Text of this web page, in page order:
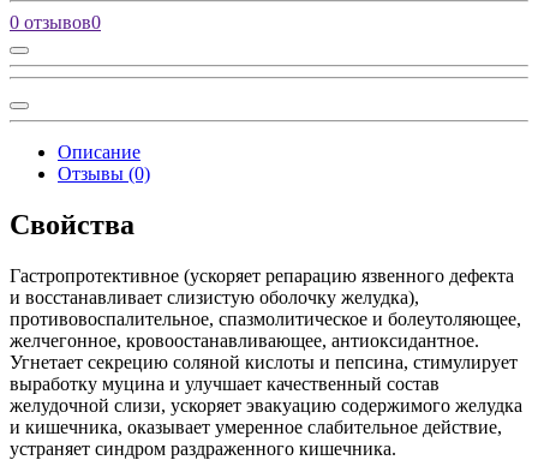
0 отзывов0
Описание
Отзывы (0)
Свойства
Гастропротективное (ускоряет репарацию язвенного дефекта
и восстанавливает слизистую оболочку желудка),
противовоспалительное, спазмолитическое и болеутоляющее,
желчегонное, кровоостанавливающее, антиоксидантное.
Угнетает секрецию соляной кислоты и пепсина, стимулирует
выработку муцина и улучшает качественный состав
желудочной слизи, ускоряет эвакуацию содержимого желудка
и кишечника, оказывает умеренное слабительное действие,
устраняет синдром раздраженного кишечника.